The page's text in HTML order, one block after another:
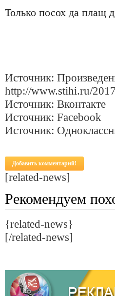
Только посох да плащ
Источник:
http://www.stihi.ru/
Источник: Вконтакте
Источник: Facebook
Источник:
Добавить комментарий!
[related-news]
Рекомендуем
{related-news}
[/related-news]